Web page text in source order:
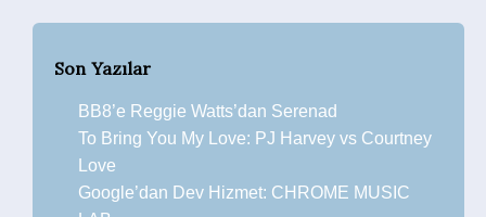
Son Yazılar
BB8’e Reggie Watts’dan Serenad
To Bring You My Love: PJ Harvey vs Courtney
Love
Google’dan Dev Hizmet: CHROME MUSIC